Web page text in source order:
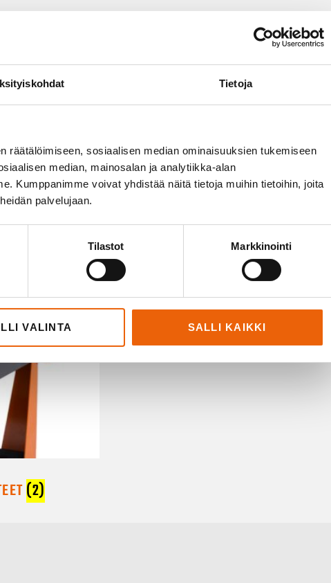
Tietoja
räätälöimiseen, sosiaalisen median ominaisuuksien tukemiseen
median, mainosalan ja analytiikka-alan
Kumppanimme voivat yhdistää näitä tietoja muihin tietoihin, joita
palvelujaan.
Tilastot Markkinointi
VALINTA SALLI KAIKKI
(2)